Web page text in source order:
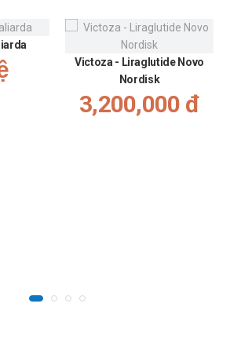
Victoza - Liraglutide Novo
Nordisk
3,200,000 đ